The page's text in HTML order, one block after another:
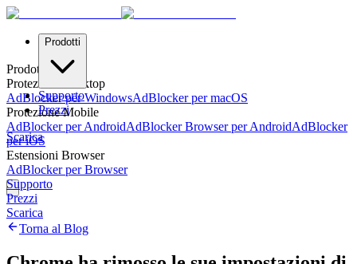
Prodotti
Supporto
Prezzi
Scarica
Prodotti
Protezione Desktop
AdBlocker per WindowsAdBlocker per macOS
Protezione Mobile
AdBlocker per AndroidAdBlocker Browser per AndroidAdBlocker
per iOS
Estensioni Browser
AdBlocker per Browser
Supporto
Prezzi
Scarica
Torna al Blog